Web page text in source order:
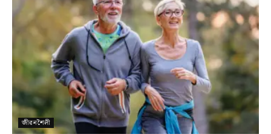
জীৱনশৈলী